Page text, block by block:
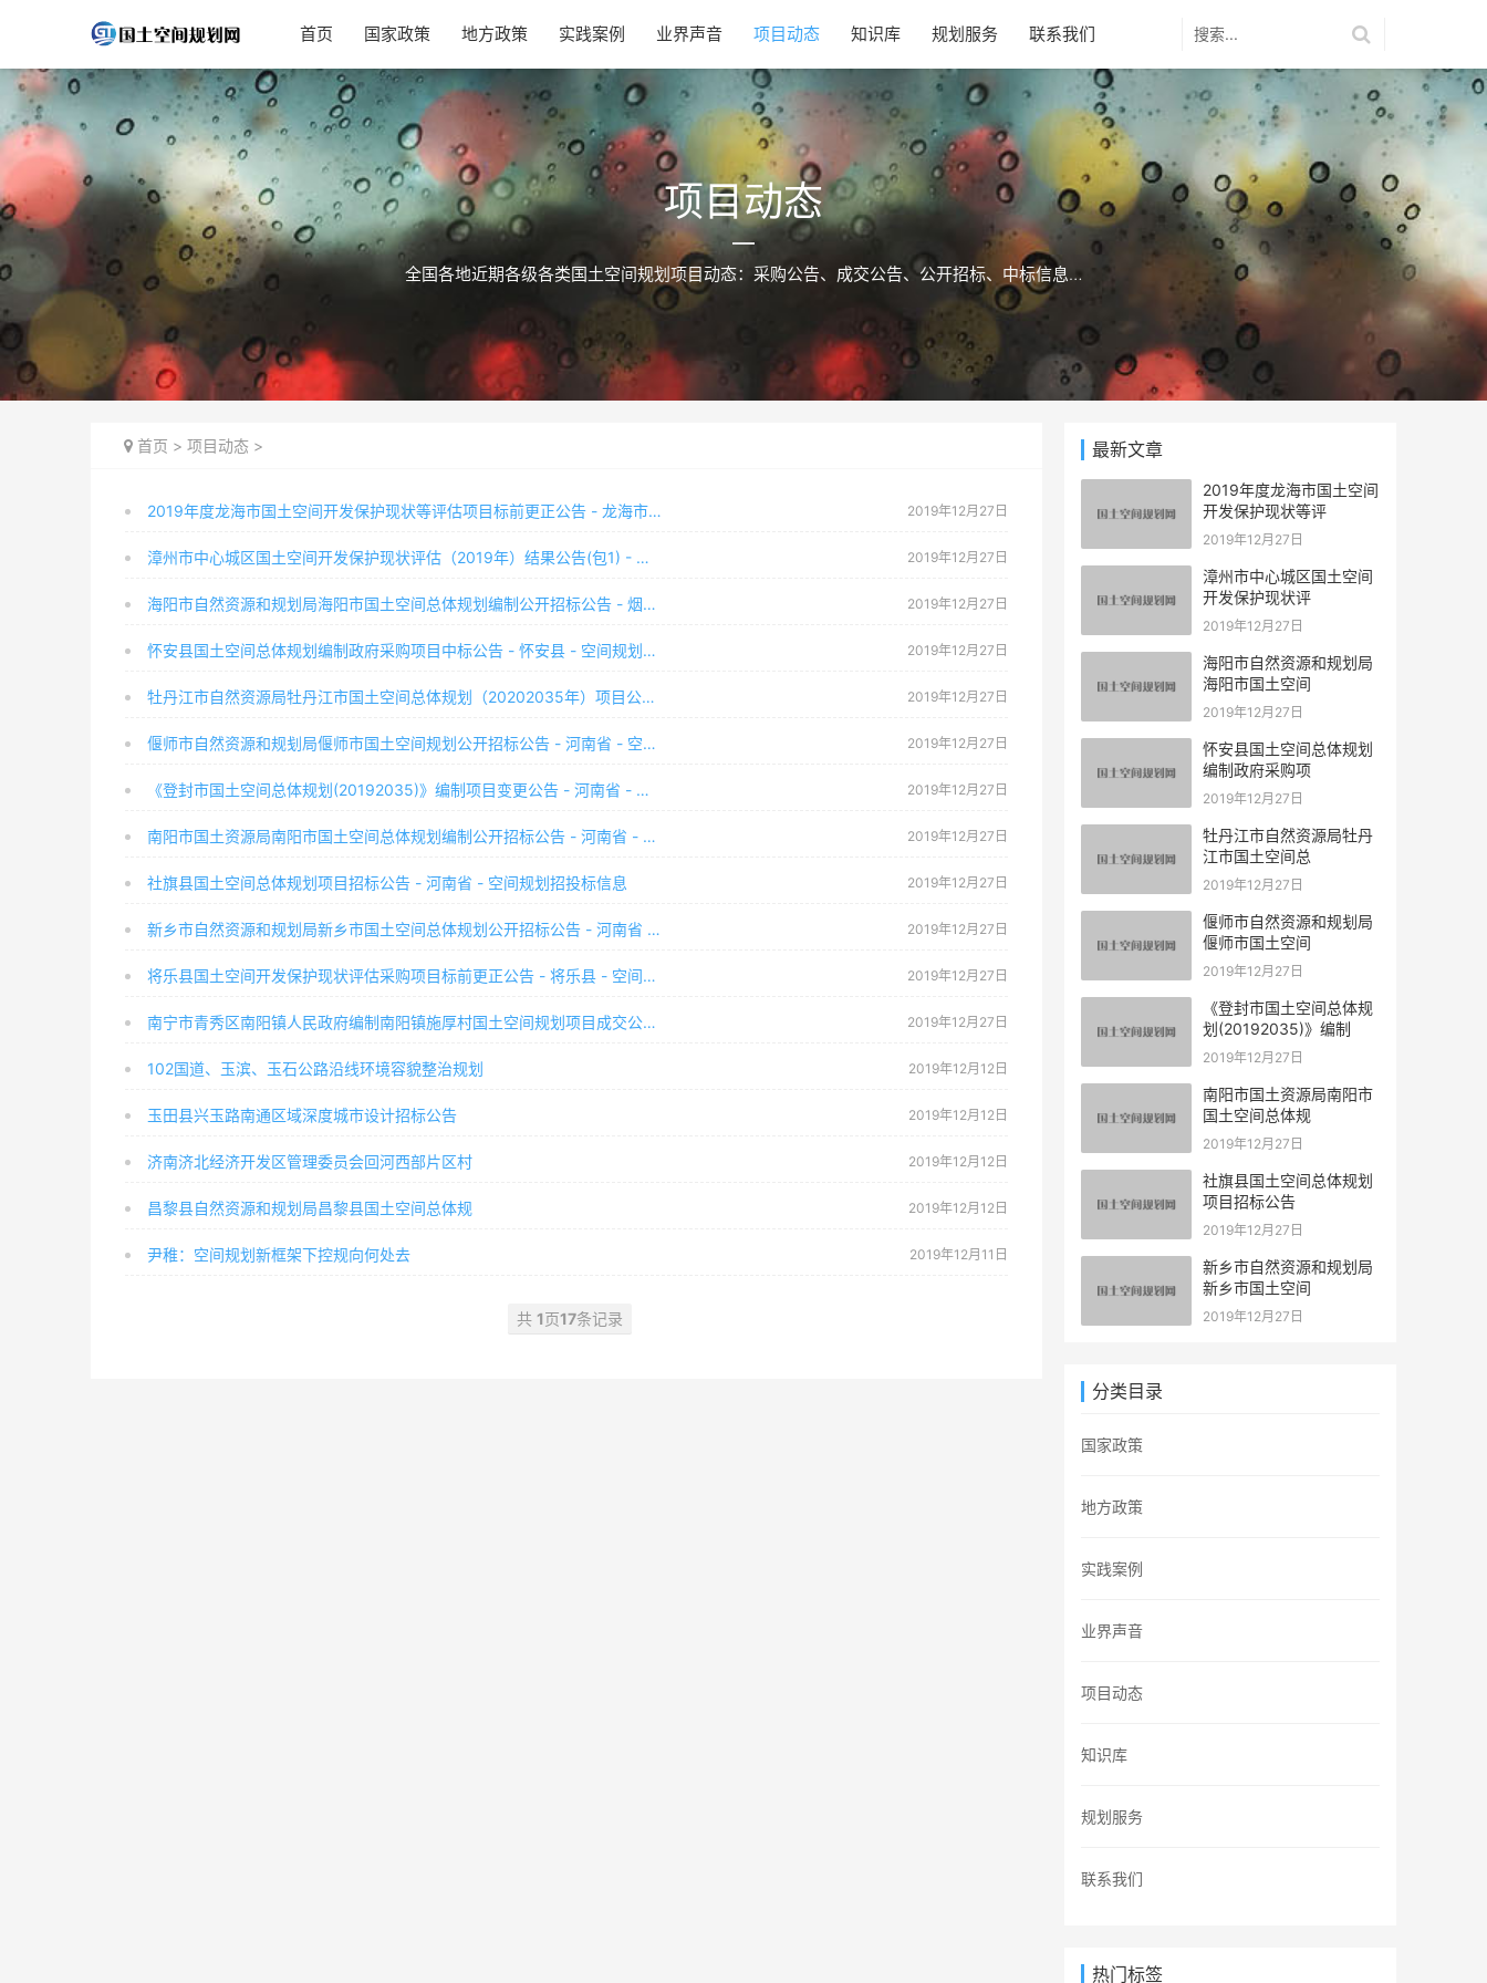
首页 国家政策 地方政策 实践案例 业界声音 项目动态 知识库 规划服务 联系我们
项目动态
全国各地近期各级各类国土空间规划项目动态：采购公告、成交公告、公开招标、中标信息…
首页 > 项目动态 >
2019年12月27日
2019年度龙海市国土空间开发保护现状等评估项目标前更正公告 - 龙海市 - 空间
2019年12月27日
漳州市中心城区国土空间开发保护现状评估（2019年）结果公告(包1) - 漳州市
2019年12月27日
海阳市自然资源和规划局海阳市国土空间总体规划编制公开招标公告 - 烟台市
2019年12月27日
怀安县国土空间总体规划编制政府采购项目中标公告 - 怀安县 - 空间规划招投标
2019年12月27日
牡丹江市自然资源局牡丹江市国土空间总体规划（20202035年）项目公开招标公告
2019年12月27日
偃师市自然资源和规刬局偃师市国土空间规划公开招标公告 - 河南省 - 空间规划
2019年12月27日
《登封市国土空间总体规划(20192035)》编制项目变更公告 - 河南省 - 空间规划招
2019年12月27日
南阳市国土资源局南阳市国土空间总体规划编制公开招标公告 - 河南省 - 空间规
2019年12月27日
社旗县国土空间总体规划项目招标公告 - 河南省 - 空间规划招投标信息
2019年12月27日
新乡市自然资源和规划局新乡市国土空间总体规划公开招标公告 - 河南省 - 空间
2019年12月27日
将乐县国土空间开发保护现状评估采购项目标前更正公告 - 将乐县 - 空间规划招
2019年12月27日
南宁市青秀区南阳镇人民政府编制南阳镇施厚村国土空间规划项目成交公告 -
2019年12月12日
102国道、玉滨、玉石公路沿线环境容貌整治规划
2019年12月12日
玉田县兴玉路南通区域深度城市设计招标公告
2019年12月12日
济南济北经济开发区管理委员会回河西部片区村
2019年12月12日
昌黎县自然资源和规划局昌黎县国土空间总体规
2019年12月11日
尹稚：空间规划新框架下控规向何处去
共 1页17条记录
最新文章
2019年度龙海市国土空间
开发保护现状等评
2019年12月27日
漳州市中心城区国土空间
开发保护现状评
2019年12月27日
海阳市自然资源和规划局
海阳市国土空间
2019年12月27日
怀安县国土空间总体规划
编制政府采购项
2019年12月27日
牡丹江市自然资源局牡丹
江市国土空间总
2019年12月27日
偃师市自然资源和规刬局
偃师市国土空间
2019年12月27日
《登封市国土空间总体规
划(20192035)》编制
2019年12月27日
南阳市国土资源局南阳市
国土空间总体规
2019年12月27日
社旗县国土空间总体规划
项目招标公告
2019年12月27日
新乡市自然资源和规划局
新乡市国土空间
2019年12月27日
分类目录
国家政策
地方政策
实践案例
业界声音
项目动态
知识库
规划服务
联系我们
热门标签